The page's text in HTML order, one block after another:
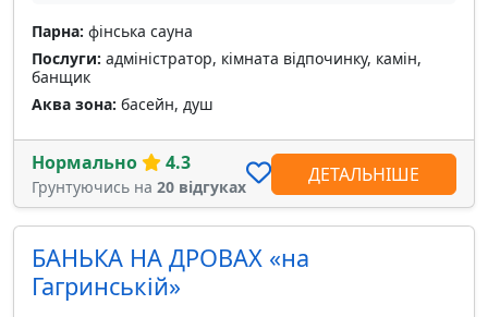
Парна: фінська сауна
Послуги: адміністратор, кімната відпочинку, камін,
банщик
Аква зона: басейн, душ
Нормально 4.3
Грунтуючись на 20 відгуках
ДЕТАЛЬНІШЕ
БАНЬКА НА ДРОВАХ «на
Гагринській»